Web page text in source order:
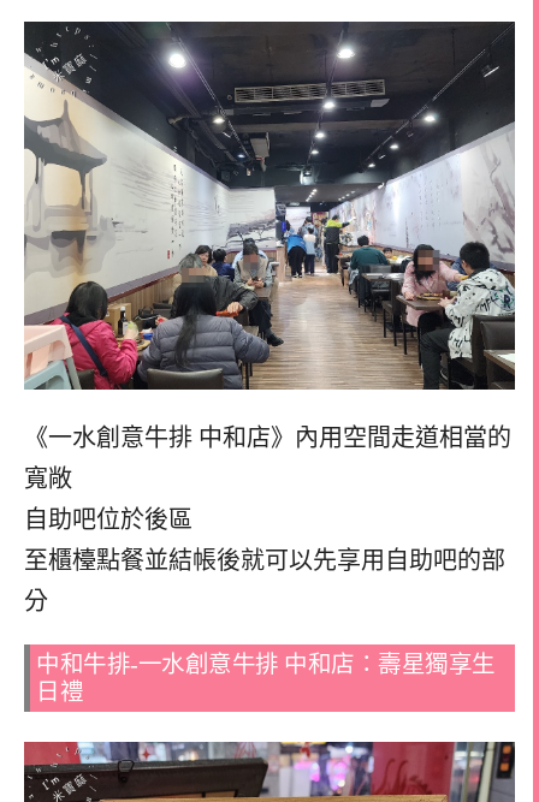
《一水創意牛排 中和店》內用空間走道相當的
寬敞
自助吧位於後區
至櫃檯點餐並結帳後就可以先享用自助吧的部
分
中和牛排-一水創意牛排 中和店：壽星獨享生
日禮